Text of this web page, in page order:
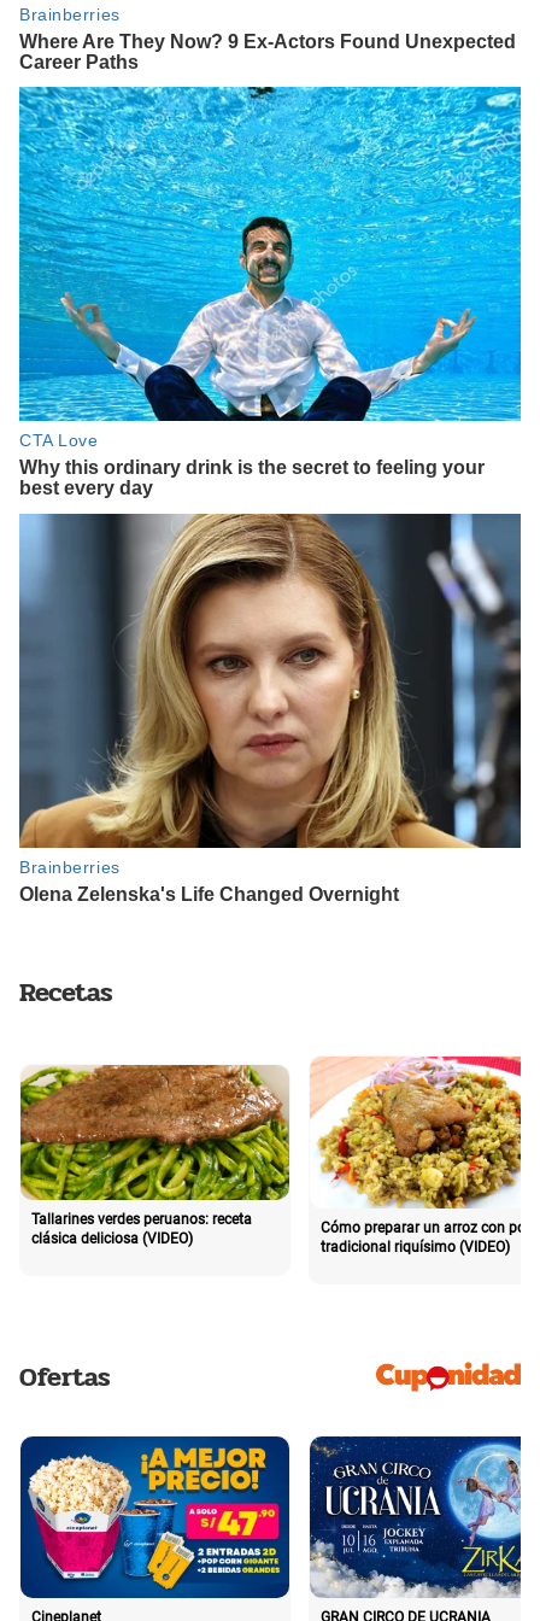
Recetas
Tallarines verdes peruanos: receta
clásica deliciosa (VIDEO)
Cómo preparar un arroz con pollo
tradicional riquísimo (VIDEO)
Ofertas